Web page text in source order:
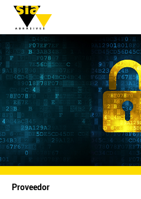
Proveedor